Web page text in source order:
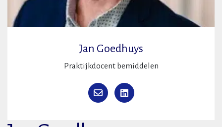
Jan Goedhuys
Praktijkdocent bemiddelen